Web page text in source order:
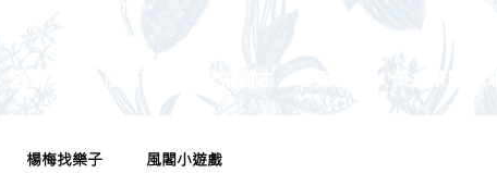
房型介紹 服務設施 企業徵才 聯繫我們 美食景點
楊梅找樂子 風閣小遊戲